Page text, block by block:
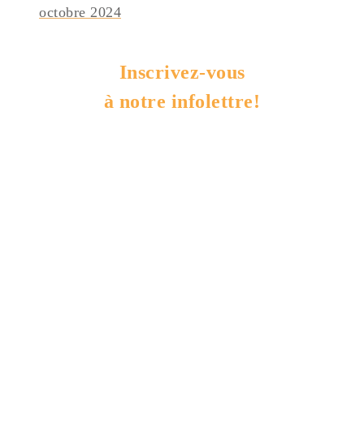
octobre 2024
Inscrivez-vous
à notre infolettre!